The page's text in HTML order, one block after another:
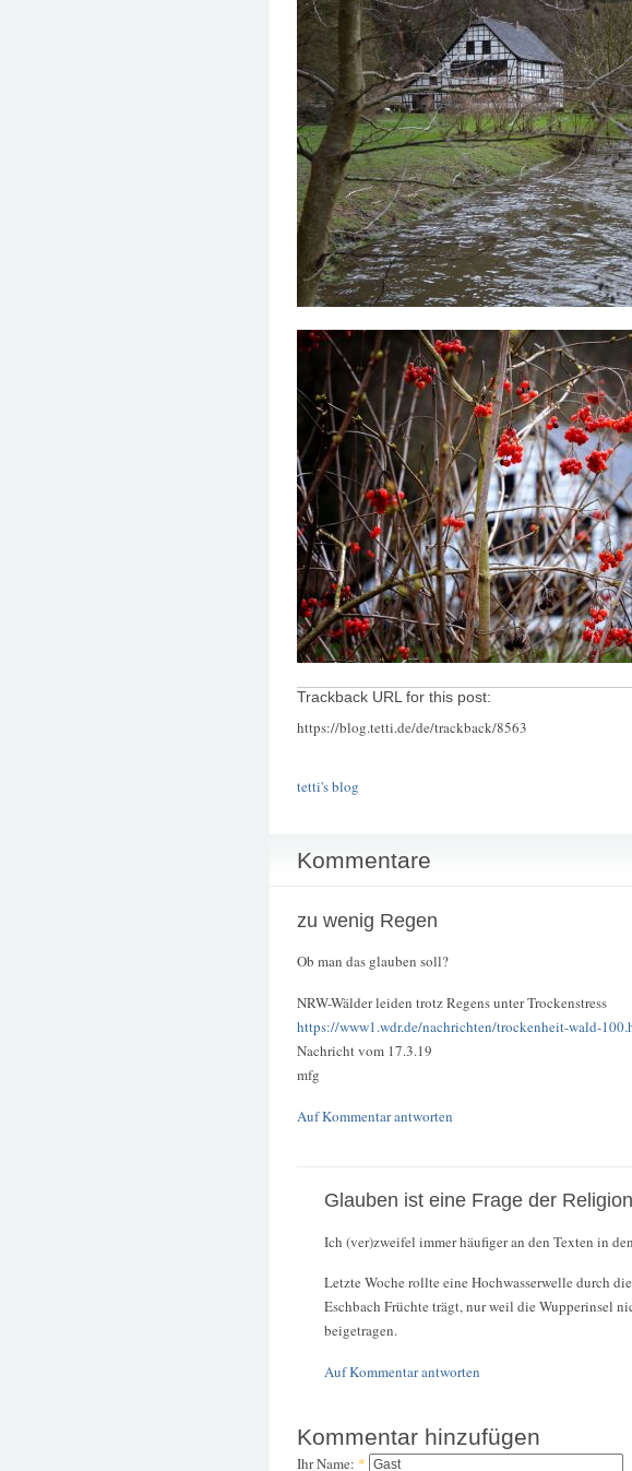
Trackback URL for this post:
https://blog.tetti.de/de/trackback/8563
tetti's blog
Kommentare
zu wenig Regen
Ob man das glauben soll?
NRW-Wälder leiden trotz Regens unter Trockenstress
https://www1.wdr.de/nachrichten/trockenheit-wald-
Nachricht vom 17.3.19
mfg
Auf Kommentar antworten
Glauben ist eine Frage der Religion
Ich (ver)zweifel immer häufiger an den Texten in
Letzte Woche rollte eine Hochwasserwelle durch
Eschbach Früchte trägt, nur weil die Wupperinsel
beigetragen.
Auf Kommentar antworten
Kommentar hinzufügen
Ihr Name: *